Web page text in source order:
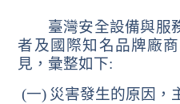
臺灣安全設備與服
者及國際知名品牌廠
見，彙整如下:
(一) 災害發生的原因，